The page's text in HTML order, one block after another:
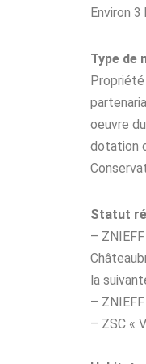
Environ
Type de
oeuvre
dotation
Statut
–
la
–
– ZSC «